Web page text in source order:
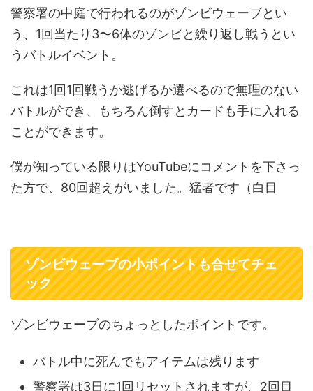
警察署の中庭で行われるのがゾンビウェーブとい
う、1回当たり3〜6体のゾンビと繰り返し戦うとい
うバトルイベント。
これは1回1回戦うか逃げるか選べるので無理のない
バトルができ、もちろん倒すとカードも手に入れる
ことができます。
僕が知っている限りはYouTubeにコメントを下さっ
た方で、80回超えがいました。猛者です（白目
ゾンビウェーブの小ポイントも合せてチェ
ック
ゾンビウェーブのちょっとしたポイントです。
バトル中に死んでもアイテムは残ります
警察署は3日に1回リセットされますが、2回目